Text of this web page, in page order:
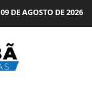
09 DE AGOSTO DE 2026